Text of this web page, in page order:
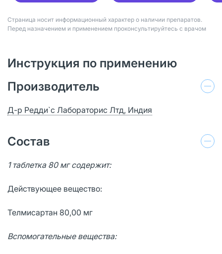
Страница носит информационный характер о наличии препаратов.
Перед назначением и применением проконсультируйтесь с врачом
Инструкция по применению
Производитель
Д-р Редди`с Лабораторис Лтд, Индия
Состав
1 таблетка 80 мг содержит:
Действующее вещество:
Телмисартан 80,00 мг
Вспомогательные вещества: